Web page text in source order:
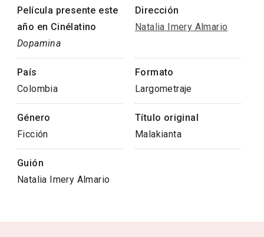
Película presente este
año en Cinélatino
Dopamina
Dirección
Natalia Imery Almario
País
Colombia
Formato
Largometraje
Género
Ficción
Título original
Malakianta
Guión
Natalia Imery Almario